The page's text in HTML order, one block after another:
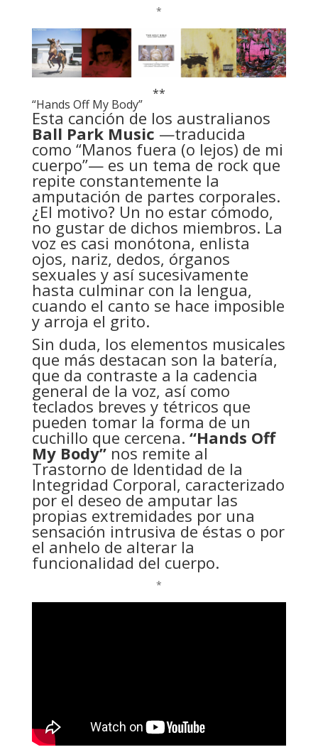
*
**
“Hands Off My Body”
Esta canción de los australianos
Ball Park Music —traducida
como “Manos fuera (o lejos) de mi
cuerpo”— es un tema de rock que
repite constantemente la
amputación de partes corporales.
¿El motivo? Un no estar cómodo,
no gustar de dichos miembros. La
voz es casi monótona, enlista
ojos, nariz, dedos, órganos
sexuales y así sucesivamente
hasta culminar con la lengua,
cuando el canto se hace imposible
y arroja el grito.
Sin duda, los elementos musicales
que más destacan son la batería,
que da contraste a la cadencia
general de la voz, así como
teclados breves y tétricos que
pueden tomar la forma de un
cuchillo que cercena. “Hands Off
My Body”nos remite al
Trastorno de Identidad de la
Integridad Corporal, caracterizado
por el deseo de amputar las
propias extremidades por una
sensación intrusiva de éstas o por
el anhelo de alterar la
funcionalidad del cuerpo.
*